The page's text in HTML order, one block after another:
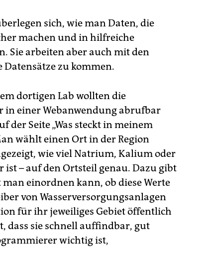
sich, wie man Daten, die
machen und in hilfreiche
Sie arbeiten aber auch mit den
zu kommen.
dortigen Lab wollten die
in einer Webanwendung abrufbar
der Seite „Was steckt in meinem
wählt einen Ort in der Region
wie viel Natrium, Kalium oder
– auf den Ortsteil genau. Dazu gibt
einordnen kann, ob diese Werte
von Wasserversorgungsanlagen
für ihr jeweiliges Gebiet öffentlich
dass sie schnell auffindbar, gut
wichtig ist,